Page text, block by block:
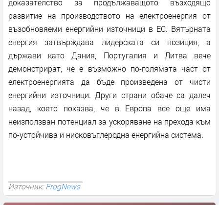
доказателство за продължаващото възходящо
развитие на производството на електроенергия от
възобновяеми енергийни източници в ЕС. Вятърната
енергия затвърждава лидерската си позиция, а
държави като Дания, Португалия и Литва вече
демонстрират, че е възможно по-голямата част от
електроенергията да бъде произведена от чисти
енергийни източници. Други страни обаче са далеч
назад, което показва, че в Европа все още има
неизползван потенциал за ускоряване на прехода към
по-устойчива и нисковъглеродна енергийна система.
Източник:FrogNews